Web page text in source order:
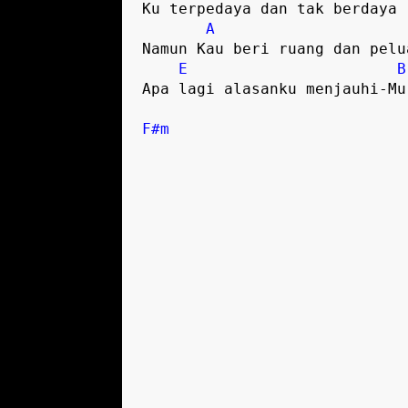
Ku terpedaya dan tak berdaya
A
Namun Kau beri ruang dan
E
B
Apa lagi alasanku menjauhi-Mu
F#m